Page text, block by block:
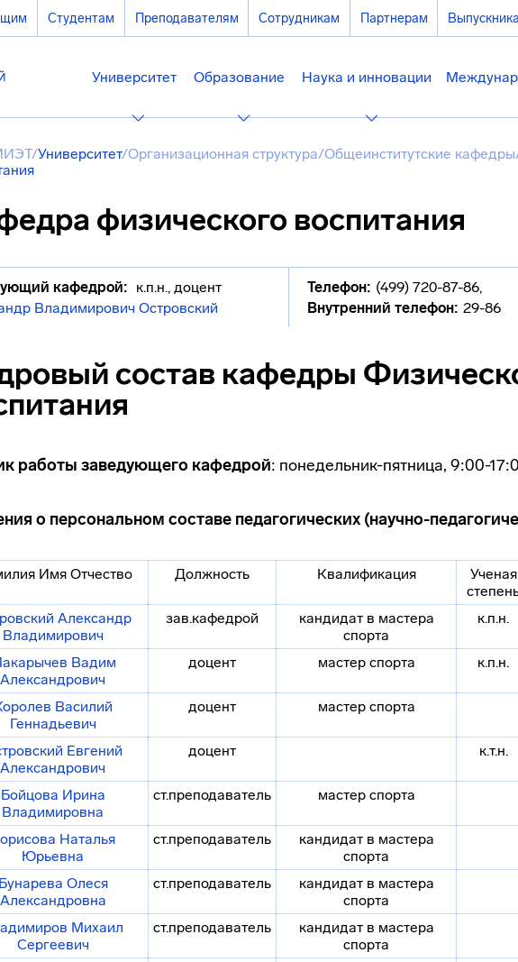
Студентам Преподавателям Сотрудникам Партнерам
Университет Образование Наука и инновации
/Университет/Организационная структура/Общеинститутские кафедры
физического воспитания
кафедрой: к.п.н., доцент
Владимирович Островский
Телефон: (499) 720-87-86,
Внутренний телефон: 29-86
состав кафедры
работы заведующего кафедрой: понедельник-пятница, 9:00-
о персональном составе педагогических (научно-
Имя Отчество Должность Квалификация
Ученая
Александр
Владимирович
зав.кафедрой
кандидат в мастера
спорта
к.п.н.
Вадим
Александрович
доцент мастер спорта к.п.н.
Василий
Геннадьевич
доцент мастер спорта
Евгений
Александрович
доцент к.т.н.
Бойцова Ирина
Владимировна
ст.преподаватель мастер спорта
Наталья
Юрьевна
ст.преподаватель
кандидат в мастера
спорта
Олеся
Александровна
ст.преподаватель
кандидат в мастера
спорта
Михаил
Сергеевич
ст.преподаватель
кандидат в мастера
спорта